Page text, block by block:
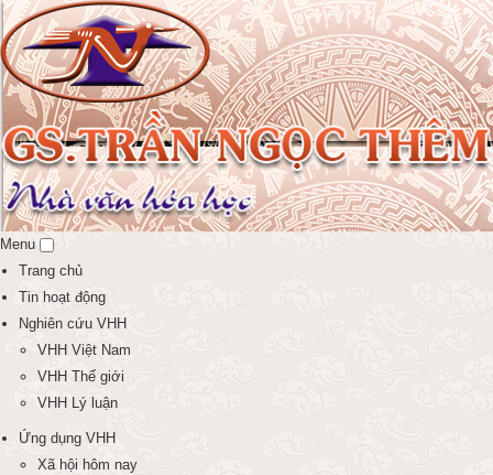
Menu
Trang chủ
Tin hoạt động
Nghiên cứu VHH
VHH Việt Nam
VHH Thế giới
VHH Lý luận
Ứng dụng VHH
Xã hội hôm nay